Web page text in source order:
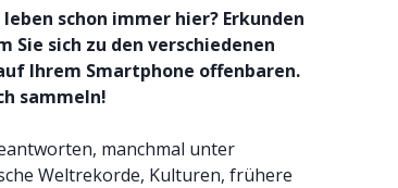
schon immer hier? Erkunden
sich zu den verschiedenen
Ihrem Smartphone offenbaren.
sammeln!
manchmal unter
Weltrekorde, Kulturen, frühere